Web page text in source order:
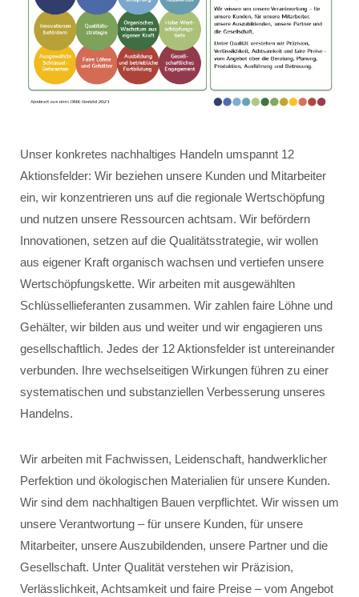
Unser konkretes nachhaltiges Handeln umspannt 12
Aktionsfelder: Wir beziehen unsere Kunden und Mitarbeiter
ein, wir konzentrieren uns auf die regionale Wertschöpfung
und nutzen unsere Ressourcen achtsam. Wir befördern
Innovationen, setzen auf die Qualitätsstrategie, wir wollen
aus eigener Kraft organisch wachsen und vertiefen unsere
Wertschöpfungskette. Wir arbeiten mit ausgewählten
Schlüssellieferanten zusammen. Wir zahlen faire Löhne und
Gehälter, wir bilden aus und weiter und wir engagieren uns
gesellschaftlich. Jedes der 12 Aktionsfelder ist untereinander
verbunden. Ihre wechselseitigen Wirkungen führen zu einer
systematischen und substanziellen Verbesserung unseres
Handelns.
Wir arbeiten mit Fachwissen, Leidenschaft, handwerklicher
Perfektion und ökologischen Materialien für unsere Kunden.
Wir sind dem nachhaltigen Bauen verpflichtet. Wir wissen um
unsere Verantwortung – für unsere Kunden, für unsere
Mitarbeiter, unsere Auszubildenden, unsere Partner und die
Gesellschaft. Unter Qualität verstehen wir Präzision,
Verlässlichkeit, Achtsamkeit und faire Preise – vom Angebot